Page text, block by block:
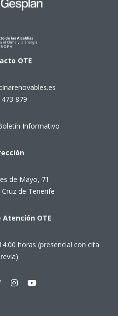
OTE
879
Informativo
de Mayo, 71
de Tenerife
Atención OTE
horas (presencial con cita